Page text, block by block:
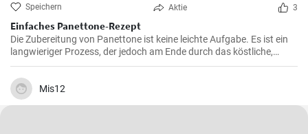
Speichern Aktie 3
Einfaches Panettone-Rezept
Die Zubereitung von Panettone ist keine leichte Aufgabe. Es ist ein
langwieriger Prozess, der jedoch am Ende durch das köstliche,
weiche und süße Ergebnis belohnt wird. Dieses traditionelle
italienische Brot ist besonders in der Weihnachtszeit beliebt, aber in
meiner Familie ist es eine Ganzjahresleckerei
Mis12